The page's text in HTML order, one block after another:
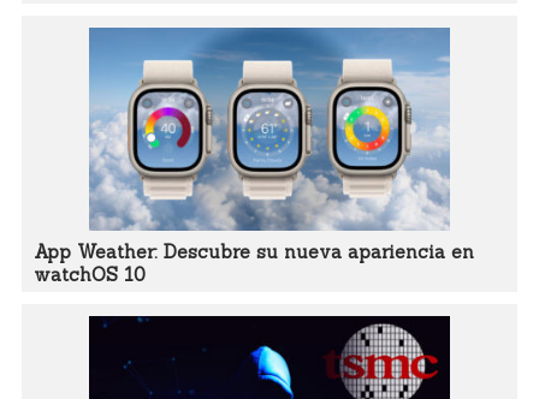
App Weather: Descubre su nueva apariencia en
watchOS 10